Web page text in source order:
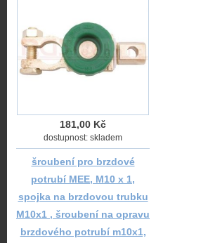
181,00 Kč
dostupnost: skladem
šroubení pro brzdové
potrubí MEE, M10 x 1,
spojka na brzdovou trubku
M10x1 , šroubení na opravu
brzdového potrubí m10x1,